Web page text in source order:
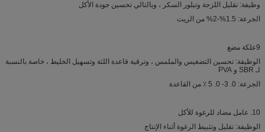
وظيفة: تقليل اللزجة وتبلور السكر ، وبالتالي تحسين جودة الأكل
الجرعة: 1.5%-2% من الزيت
9علكة مضغ
الوظيفة: تحسين التضغيس والملمس ، وترقية قاعدة اللثة وتسهيل الخليط ، خاصة بالنسبة
لـ SBR و PVA
الجرعة: 0. 3- 0. 5 ٪ من القاعدة
10. عامل مضاد للرغوة للأكل
الوظيفة: تقليل وتثبيط الرغوة أثناء الإنتاج